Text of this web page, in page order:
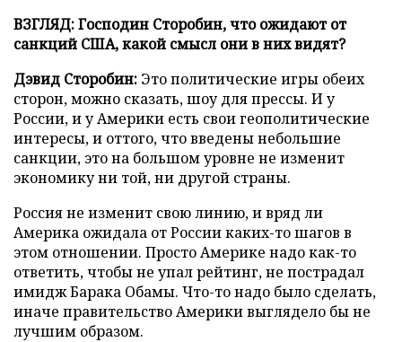
ВЗГЛЯД: Господин Сторобин, что ожидают от
санкций США, какой смысл они в них видят?
Дэвид Сторобин: Это политические игры обеих
сторон, можно сказать, шоу для прессы. И у
России, и у Америки есть свои геополитические
интересы, и оттого, что введены небольшие
санкции, это на большом уровне не изменит
экономику ни той, ни другой страны.
Россия не изменит свою линию, и вряд ли
Америка ожидала от России каких-то шагов в
этом отношении. Просто Америке надо как-то
ответить, чтобы не упал рейтинг, не пострадал
имидж Барака Обамы. Что-то надо было сделать,
иначе правительство Америки выглядело бы не
лучшим образом.